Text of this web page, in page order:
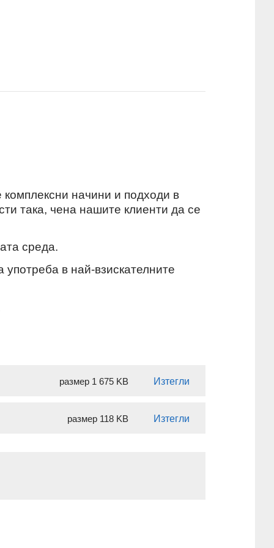
начини и подходи в
така, чена нашите клиенти да се
среда.
в най-взискателните
размер 1 675 KB Изтегли
размер 118 KB Изтегли